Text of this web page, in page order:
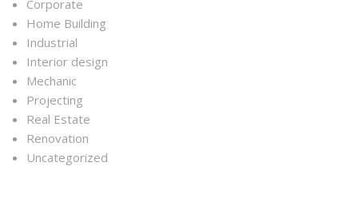
Corporate
Home Building
Industrial
Interior design
Mechanic
Projecting
Real Estate
Renovation
Uncategorized